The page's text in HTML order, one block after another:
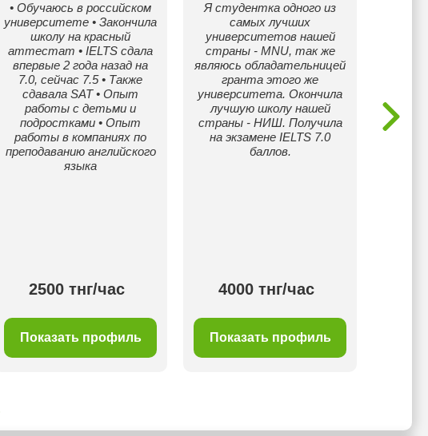
• Обучаюсь в российском
университете • Закончила
школу на красный
аттестат • IELTS сдала
впервые 2 года назад на
7.0, сейчас 7.5 • Также
сдавала SAT • Опыт
работы с детьми и
подростками • Опыт
работы в компаниях по
преподаванию английского
языка
2500 тнг/час
Показать профиль
Я студентка одного из
самых лучших
университетов нашей
страны - MNU, так же
являюсь обладательницей
гранта этого же
университета. Окончила
лучшую школу нашей
страны - НИШ. Получила
на экзамене IELTS 7.0
баллов.
4000 тнг/час
Показать профиль